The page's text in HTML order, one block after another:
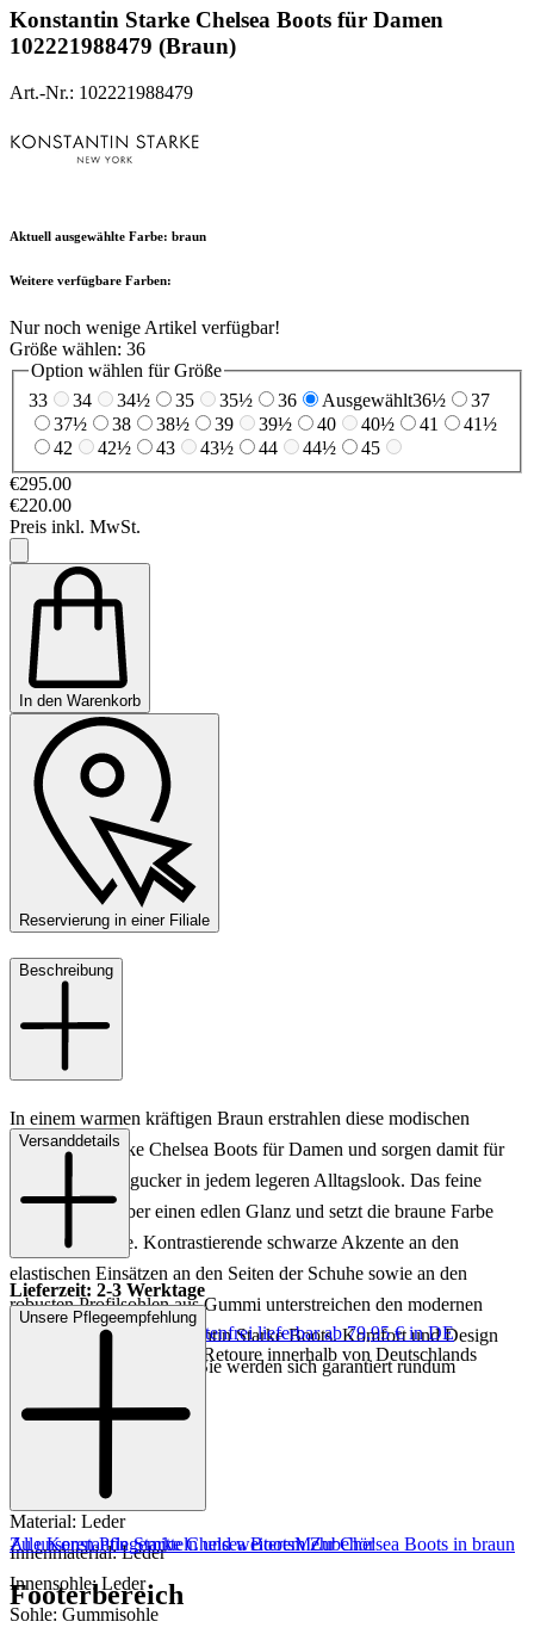
Konstantin Starke Chelsea Boots für Damen
102221988479 (Braun)
Art.-Nr.: 102221988479
Aktuell ausgewählte Farbe: braun
Weitere verfügbare Farben:
Nur noch wenige Artikel verfügbar!
Größe wählen: 36
Option wählen für Größe
33
34 34½ 35 35½ 36 Ausgewählt36½
37
37½
38 38½ 39 39½ 40 40½ 41
41½
42
42½ 43 43½ 44 44½
45
€295.00
€220.00
Preis inkl. MwSt.
In den Warenkorb
Reservierung in einer Filiale
Beschreibung
In einem warmen kräftigen Braun erstrahlen diese modischen
Konstantin Starke Chelsea Boots für Damen und sorgen damit für
einen tollen Hingucker in jedem legeren Alltagslook. Das feine
Leder verfügt über einen edlen Glanz und setzt die braune Farbe
bestens in Szene. Kontrastierende schwarze Akzente an den
elastischen Einsätzen an den Seiten der Schuhe sowie an den
robusten Profilsohlen aus Gummi unterstreichen den modernen
Look der braunen Konstantin Starke Boots. Komfort und Design
vereint in einem Schuh - Sie werden sich garantiert rundum
Art.Nr.: 877479
Material: Leder
Innenmaterial: Leder
Innensohle: Leder
Sohle: Gummisohle
Versanddetails
Lieferzeit: 2-3 Werktage
Keine Versandkosten:
kostenfrei lieferbar ab 79,95 € in DE
Einfache und Kostenlose Retoure innerhalb von Deutschlands
Unsere Pflegeempfehlung
Zu unseren Pflegemitteln und weiterem Zubehör
Alle Konstantin Starke Chelsea BootsMehr Chelsea Boots in braun
Footerbereich